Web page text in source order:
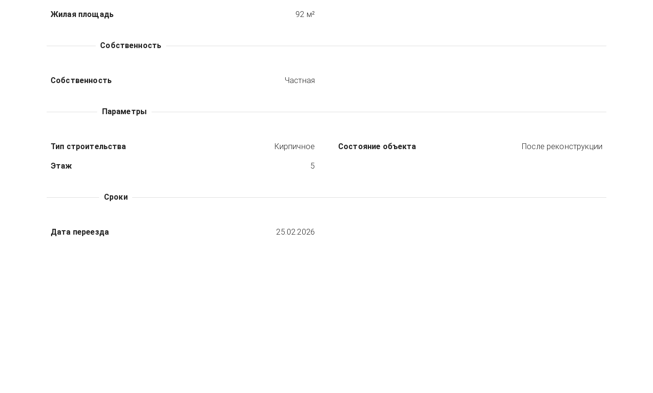
Жилая площадь 92 м²
Собственность
Собственность Частная
Параметры
Тип строительства Кирпичное Состояние объекта После реконструкции
Этаж 5
Сроки
Дата переезда 25.02.2026